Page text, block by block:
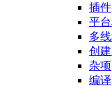
插件
平
多
创
杂项
编译